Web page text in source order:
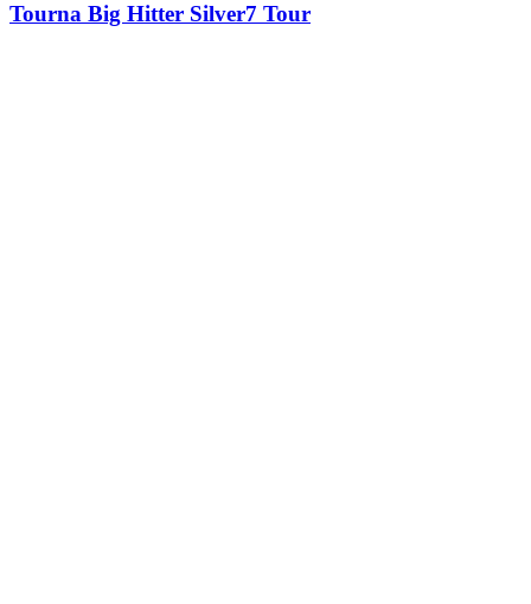
Tourna Big Hitter Silver7 Tour